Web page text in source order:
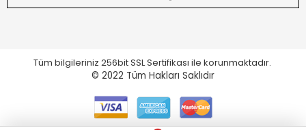
Tüm bilgileriniz 256bit SSL Sertifikası ile korunmaktadır.
© 2022 Tüm Hakları Saklıdır